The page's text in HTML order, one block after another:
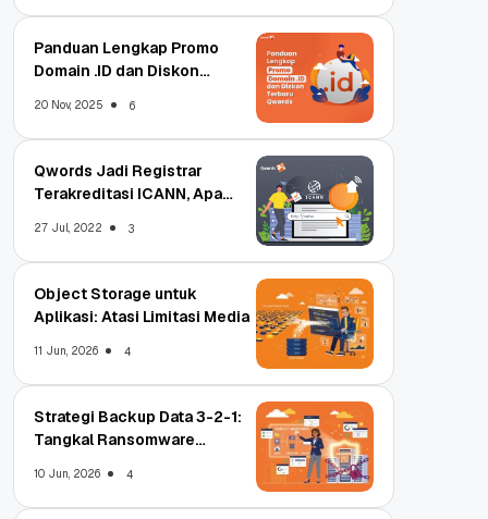
Panduan Lengkap Promo
Domain .ID dan Diskon
20 Nov, 2025 6
Qwords Jadi Registrar
Terakreditasi ICANN, Apa
27 Jul, 2022 3
Object Storage untuk
Aplikasi: Atasi Limitasi Media
11 Jun, 2026 4
Strategi Backup Data 3-2-1:
Tangkal Ransomware
10 Jun, 2026 4